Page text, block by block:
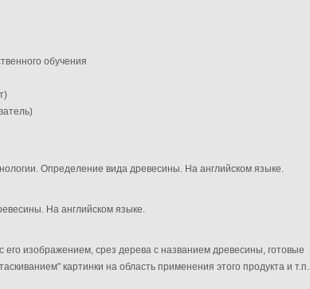
обучения
Определение вида древесины. На английском языке.
На английском языке.
изображением, срез дерева с названием древесины, готовые
картинки на область применения этого продукта и т.п.